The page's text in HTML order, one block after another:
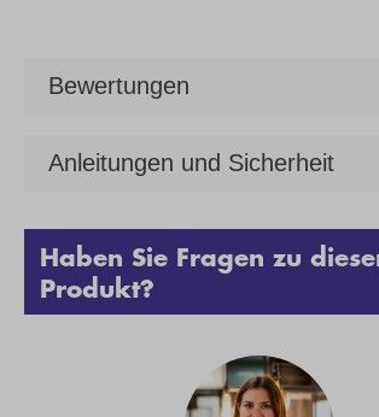
Bewertungen
Anleitungen und Sicherheit
Haben Sie Fragen zu
Produkt?